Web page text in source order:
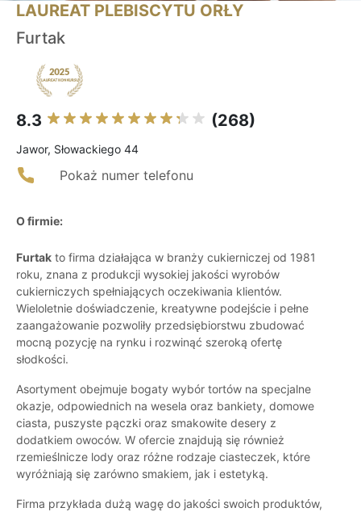
LAUREAT PLEBISCYTU ORŁY
Furtak
8.3 (268)
Jawor, Słowackiego 44
Pokaż numer telefonu
O firmie:
Furtak to firma działająca w branży cukierniczej od 1981
roku, znana z produkcji wysokiej jakości wyrobów
cukierniczych spełniających oczekiwania klientów.
Wieloletnie doświadczenie, kreatywne podejście i pełne
zaangażowanie pozwoliły przedsiębiorstwu zbudować
mocną pozycję na rynku i rozwinąć szeroką ofertę
słodkości.
Asortyment obejmuje bogaty wybór tortów na specjalne
okazje, odpowiednich na wesela oraz bankiety, domowe
ciasta, puszyste pączki oraz smakowite desery z
dodatkiem owoców. W ofercie znajdują się również
rzemieślnicze lody oraz różne rodzaje ciasteczek, które
wyróżniają się zarówno smakiem, jak i estetyką.
Firma przykłada dużą wagę do jakości swoich produktów,